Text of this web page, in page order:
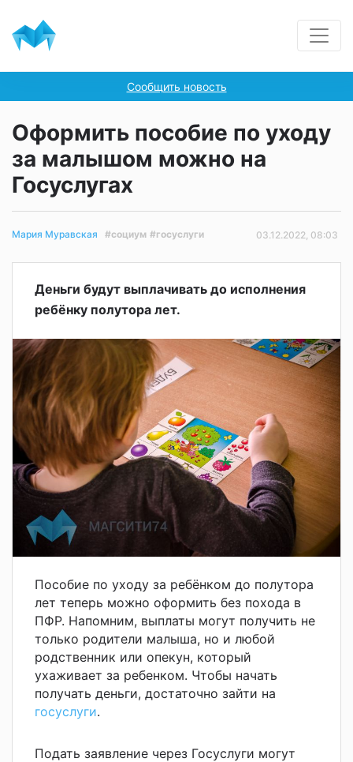
Сообщить новость
Оформить пособие по уходу
за малышом можно на
Госуслугах
Мария Муравская #социум #госуслуги 03.12.2022, 08:03
Деньги будут выплачивать до исполнения
ребёнку полутора лет.
Пособие по уходу за ребёнком до полутора
лет теперь можно оформить без похода в
ПФР. Напомним, выплаты могут получить не
только родители малыша, но и любой
родственник или опекун, который
ухаживает за ребенком. Чтобы начать
получать деньги, достаточно зайти на
госуслуги.
Подать заявление через Госуслуги могут